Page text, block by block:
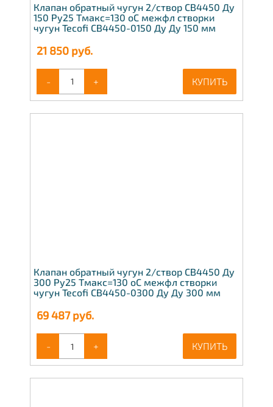
Клапан обратный чугун 2/створ CB4450 Ду
150 Ру25 Тмакс=130 оС межфл створки
чугун Tecofi CB4450-0150 Ду Ду 150 мм
21 850 руб.
- + КУПИТЬ
Клапан обратный чугун 2/створ CB4450 Ду
300 Ру25 Тмакс=130 оС межфл створки
чугун Tecofi CB4450-0300 Ду Ду 300 мм
69 487руб.
- + КУПИТЬ